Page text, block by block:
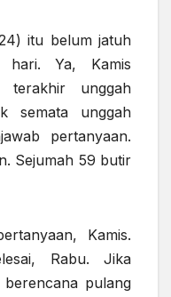
itu belum jatuh
Ya, Kamis
terakhir unggah
semata unggah
pertanyaan.
Sejumah 59 butir
Kamis.
Rabu. Jika
pulang